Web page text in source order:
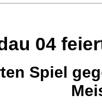
04
Spiel